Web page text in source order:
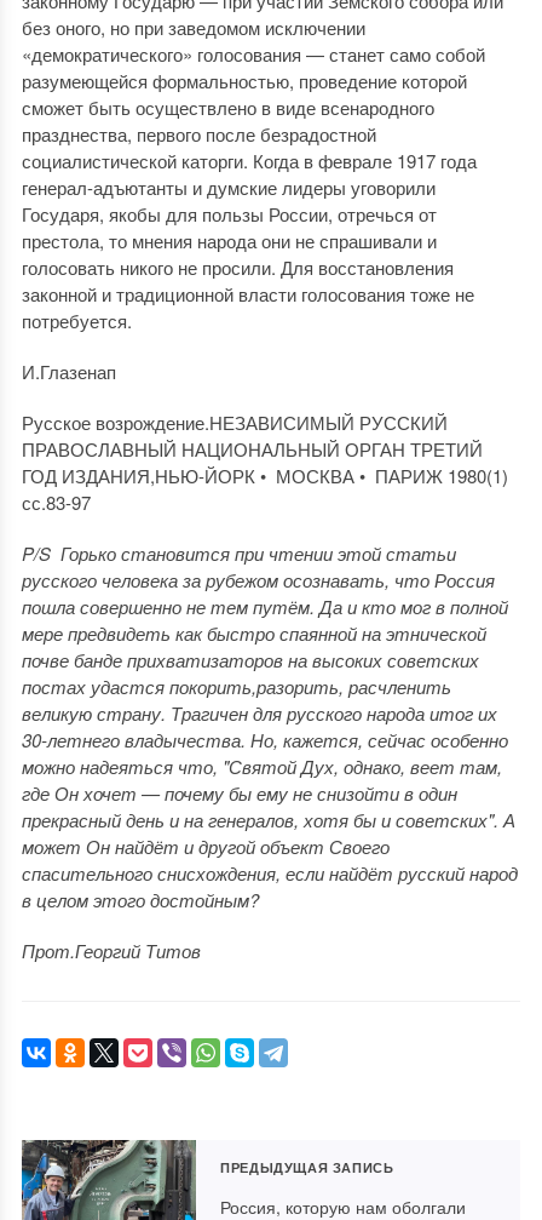
без оного, но при заведомом исключении
«демократического» голосования — станет само собой
разумеющейся формальностью, проведение которой
сможет быть осуществлено в виде всенародного
празднества, первого после безрадостной
социалистической каторги. Когда в феврале 1917 года
генерал-адъютанты и думские лидеры уговорили
Государя, якобы для пользы России, отречься от
престола, то мнения народа они не спрашивали и
голосовать никого не просили. Для восстановления
законной и традиционной власти голосования тоже не
потребуется.
И.Глазенап
Русское возрождение.НЕЗАВИСИМЫЙ РУССКИЙ
ПРАВОСЛАВНЫЙ НАЦИОНАЛЬНЫЙ ОРГАН ТРЕТИЙ
ГОД ИЗДАНИЯ,НЬЮ-ЙОРК • МОСКВА • ПАРИЖ 1980(1)
сс.83-97
P/S Горько становится при чтении этой статьи
русского человека за рубежом осознавать, что Россия
пошла совершенно не тем путём. Да и кто мог в полной
мере предвидеть как быстро спаянной на этнической
почве банде прихватизаторов на высоких советских
постах удастся покорить,разорить, расчленить
великую страну. Трагичен для русского народа итог их
30-летнего владычества. Но, кажется, сейчас особенно
можно надеяться что, "Святой Дух, однако, веет там,
где Он хочет — почему бы ему не снизойти в один
прекрасный день и на генералов, хотя бы и советских". А
может Он найдёт и другой объект Своего
спасительного снисхождения, если найдёт русский народ
в целом этого достойным?
Прот.Георгий Титов
ПРЕДЫДУЩАЯ ЗАПИСЬ
Россия, которую нам оболгали